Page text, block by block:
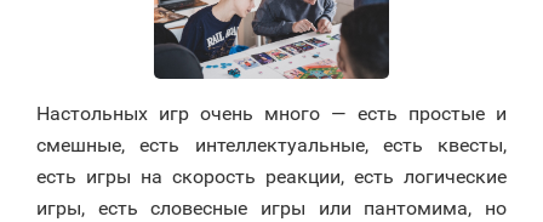
Настольных игр очень много — есть простые и
смешные, есть интеллектуальные, есть квесты,
есть игры на скорость реакции, есть логические
игры, есть словесные игры или пантомима, но